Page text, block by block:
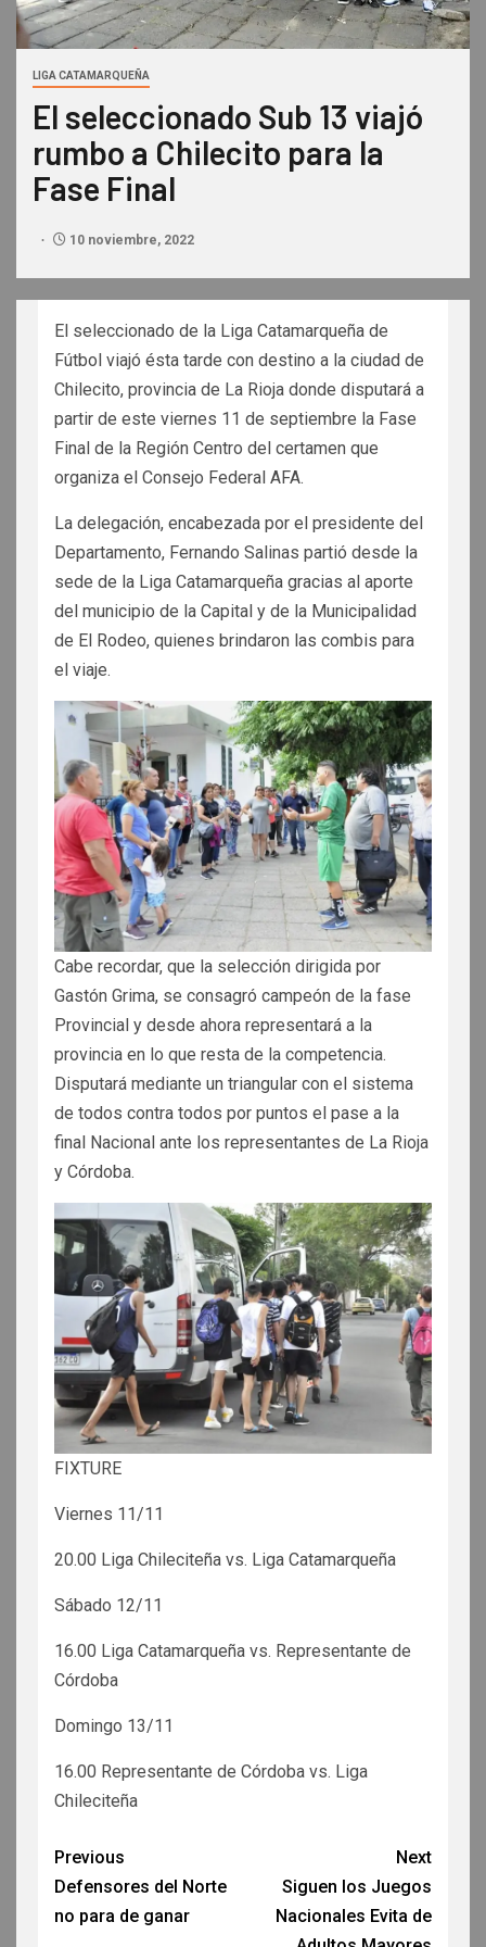
LIGA CATAMARQUEÑA
El seleccionado Sub 13 viajó
rumbo a Chilecito para la
Fase Final
10 noviembre, 2022
El seleccionado de la Liga Catamarqueña de
Fútbol viajó ésta tarde con destino a la ciudad de
Chilecito, provincia de La Rioja donde disputará a
partir de este viernes 11 de septiembre la Fase
Final de la Región Centro del certamen que
organiza el Consejo Federal AFA.
La delegación, encabezada por el presidente del
Departamento, Fernando Salinas partió desde la
sede de la Liga Catamarqueña gracias al aporte
del municipio de la Capital y de la Municipalidad
de El Rodeo, quienes brindaron las combis para
el viaje.
Cabe recordar, que la selección dirigida por
Gastón Grima, se consagró campeón de la fase
Provincial y desde ahora representará a la
provincia en lo que resta de la competencia.
Disputará mediante un triangular con el sistema
de todos contra todos por puntos el pase a la
final Nacional ante los representantes de La Rioja
y Córdoba.
FIXTURE
Viernes 11/11
20.00 Liga Chileciteña vs. Liga Catamarqueña
Sábado 12/11
16.00 Liga Catamarqueña vs. Representante de
Córdoba
Domingo 13/11
16.00 Representante de Córdoba vs. Liga
Chileciteña
Previous
Defensores del Norte
no para de ganar
Next
Siguen los Juegos
Nacionales Evita de